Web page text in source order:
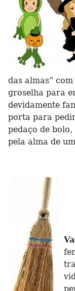
das almas”
groselha para
devidamente
porta para
pedaço de
pela alma de